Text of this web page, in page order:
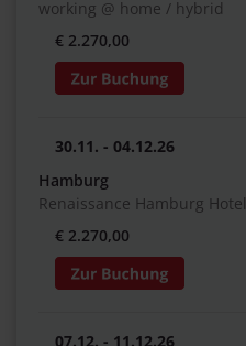
working @ home / hybrid
€ 2.270,00
30.11. - 04.12.26
Hamburg
Renaissance Hamburg Hotel
€ 2.270,00
07.12. - 11.12.26